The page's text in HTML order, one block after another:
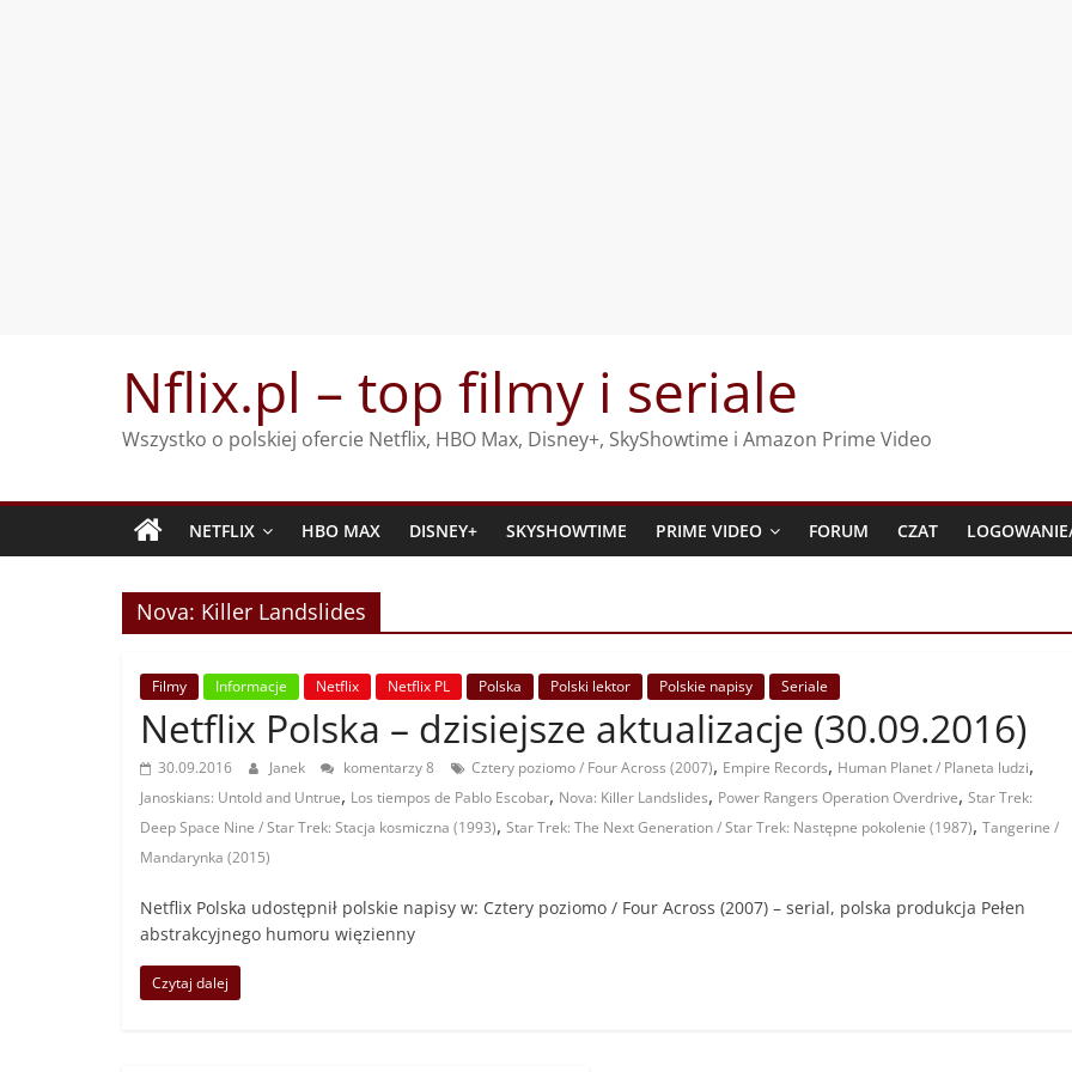
Nflix.pl – top filmy i seriale
Wszystko o polskiej ofercie Netflix, HBO Max, Disney+, SkyShowtime i Amazon Prime Video
NETFLIX HBO MAX DISNEY+ SKYSHOWTIME PRIME VIDEO FORUM CZAT
Nova: Killer Landslides
Filmy Informacje Netflix Netflix PL Polska Polski lektor Polskie napisy Seriale
Netflix Polska – dzisiejsze aktualizacje (30.09.2016)
30.09.2016 Janek komentarzy 8 Cztery poziomo / Four Across (2007), Empire Records, Human Planet / Planeta ludzi,
Janoskians: Untold and Untrue, Los tiempos de Pablo Escobar, Nova: Killer Landslides, Power Rangers Operation Overdrive, Star Trek:
Deep Space Nine / Star Trek: Stacja kosmiczna (1993), Star Trek: The Next Generation / Star Trek: Następne pokolenie (1987), Tangerine /
Mandarynka (2015)
Netflix Polska udostępnił polskie napisy w: Cztery poziomo / Four Across (2007) – serial, polska produkcja Pełen
abstrakcyjnego humoru więzienny
Czytaj dalej